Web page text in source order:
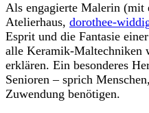
Als engagierte Malerin (mit
Atelierhaus, dorothee-
Esprit und die Fantasie
alle Keramik-Maltechniken
erklären. Ein besonderes
Senioren – sprich
Zuwendung benötigen.